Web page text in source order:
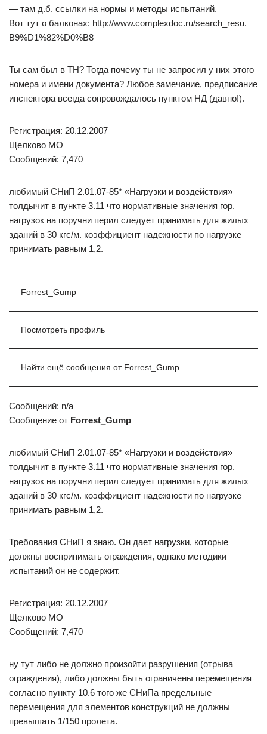
— там д.б. ссылки на нормы и методы испытаний.
Вот тут о балконах: http://www.complexdoc.ru/search_resu.
B9%D1%82%D0%B8
Ты сам был в ТН? Тогда почему ты не запросил у них этого
номера и имени документа? Любое замечание, предписание
инспектора всегда сопровождалось пунктом НД (давно!).
Регистрация: 20.12.2007
Щелково МО
Сообщений: 7,470
любимый СНиП 2.01.07-85* «Нагрузки и воздействия»
толдычит в пункте 3.11 что нормативные значения гор.
нагрузок на поручни перил следует принимать для жилых
зданий в 30 кгс/м. коэффициент надежности по нагрузке
принимать равным 1,2.
Forrest_Gump
Посмотреть профиль
Найти ещё сообщения от Forrest_Gump
Сообщений: n/a
Сообщение от Forrest_Gump
любимый СНиП 2.01.07-85* «Нагрузки и воздействия»
толдычит в пункте 3.11 что нормативные значения гор.
нагрузок на поручни перил следует принимать для жилых
зданий в 30 кгс/м. коэффициент надежности по нагрузке
принимать равным 1,2.
Требования СНиП я знаю. Он дает нагрузки, которые
должны воспринимать ограждения, однако методики
испытаний он не содержит.
Регистрация: 20.12.2007
Щелково МО
Сообщений: 7,470
ну тут либо не должно произойти разрушения (отрыва
ограждения), либо должны быть ограничены перемещения
согласно пункту 10.6 того же СНиПа предельные
перемещения для элементов конструкций не должны
превышать 1/150 пролета.